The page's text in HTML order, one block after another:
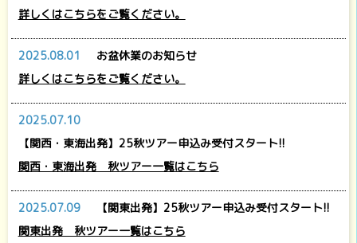
詳しくはこちらをご覧ください。
2025.08.01
お盆休業のお知らせ
詳しくはこちらをご覧ください。
2025.07.10
【関西・東海出発】25秋ツアー申込み受付スタート!!
関西・東海出発 秋ツアー一覧はこちら
2025.07.09
【関東出発】25秋ツアー申込み受付スタート!!
関東出発 秋ツアー一覧はこちら